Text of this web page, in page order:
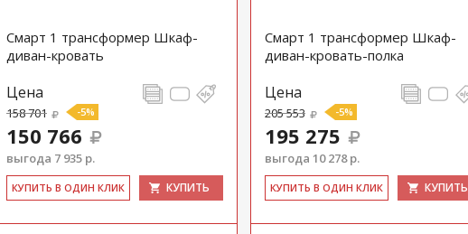
Смарт 1 трансформер Шкаф-
диван-кровать
Цена
158 701 -5%
150 766
выгода 7 935 р.
КУ­ПИТЬ В ОДИН КЛИК КУПИТЬ
Смарт 1 трансформер Шкаф-
диван-кровать-полка
Цена
205 553 -5%
195 275
выгода 10 278 р.
КУ­ПИТЬ В ОДИН КЛИК КУПИТЬ